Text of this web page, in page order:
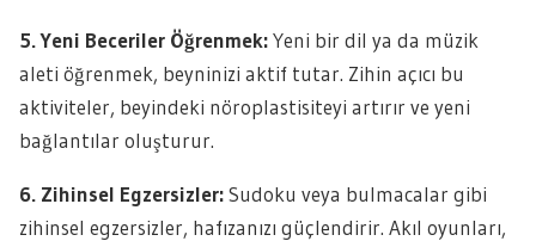
5. Yeni Beceriler Öğrenmek:Yeni bir dil ya da müzik
aleti öğrenmek, beyninizi aktif tutar. Zihin açıcı bu
aktiviteler, beyindeki nöroplastisiteyi artırır ve yeni
bağlantılar oluşturur.
6. Zihinsel Egzersizler:Sudoku veya bulmacalar gibi
zihinsel egzersizler, hafızanızı güçlendirir. Akıl oyunları,